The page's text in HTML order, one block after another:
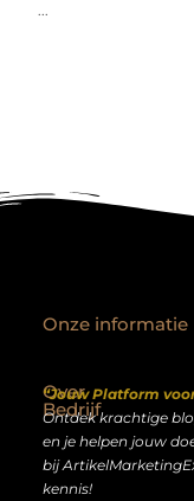
...
Over
Bedrijf
“Jouw Platform
Ontdek krachtige
en je helpen jouw
bij
kennis!
Onze informatie